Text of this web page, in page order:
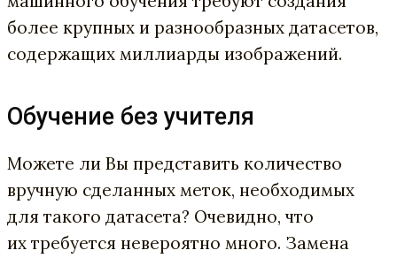
более крупных и разнообразных датасетов,
содержащих миллиарды изображений.
Обучение без учителя
Можете ли Вы представить количество
вручную сделанных меток, необходимых
для такого датасета? Очевидно, что
их требуется невероятно много. Замена